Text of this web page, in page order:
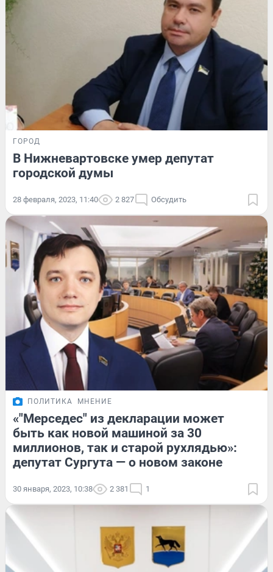
ГОРОД
В Нижневартовске умер депутат
городской думы
28 февраля, 2023, 11:40 2 827 Обсудить
ПОЛИТИКА МНЕНИЕ
«"Мерседес" из декларации может
быть как новой машиной за 30
миллионов, так и старой рухлядью»:
депутат Сургута — о новом законе
30 января, 2023, 10:38 2 381 1